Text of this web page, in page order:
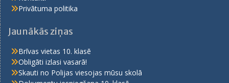
Privātuma politika
Jaunākās ziņas
Brīvas vietas 10. klasē
Obligāti izlasi vasarā!
Skauti no Polijas viesojas mūsu skolā